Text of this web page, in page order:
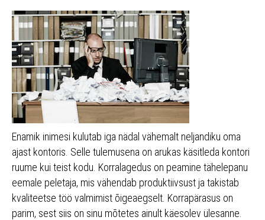
Enamik inimesi kulutab iga nädal vähemalt neljandiku oma
ajast kontoris. Selle tulemusena on arukas käsitleda kontori
ruume kui teist kodu. Korralagedus on peamine tähelepanu
eemale peletaja, mis vähendab produktiivsust ja takistab
kvaliteetse töö valmimist õigeaegselt. Korrapärasus on
parim, sest siis on sinu mõtetes ainult käesolev ülesanne.